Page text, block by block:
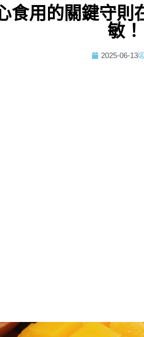
食用的關鍵守
敏！
2025-06-13